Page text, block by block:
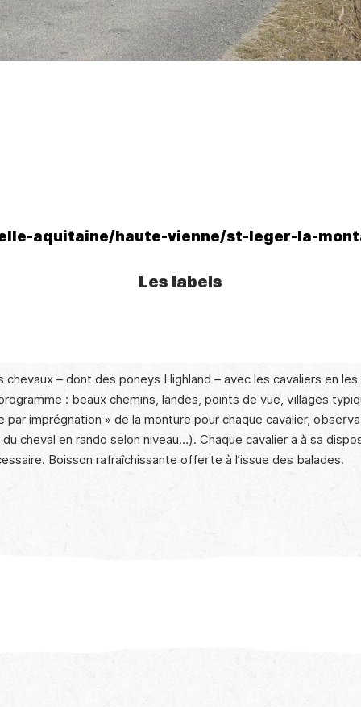
aquitaine/haute-vienne/st-leger-la-
Les labels
– dont des poneys Highland – avec les cavaliers en
: beaux chemins, landes, points de vue, villages
imprégnation » de la monture pour chaque cavalier,
cheval en rando selon niveau…). Chaque cavalier a à sa
Boisson rafraîchissante offerte à l’issue des balades.